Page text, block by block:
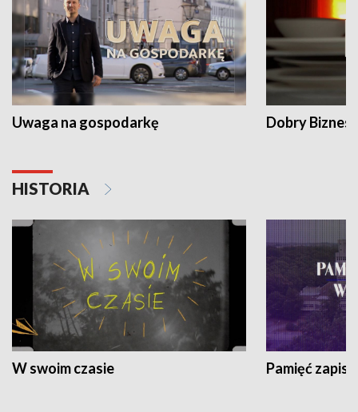
Uwaga na gospodarkę Dobry Biznes
HISTORIA
W swoim czasie Pamięć